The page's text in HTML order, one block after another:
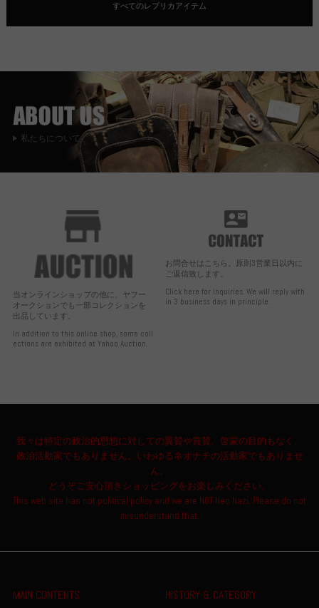
すべてのレプリカアイテム
私たちについて
当オンラインショップの他に、ヤフー
オークションでも一部コレクションを
出品しています。
In addition to this online shop, some coll
ections are exhibited at Yahoo Auction.
お問合せはこちら。原則3営業日以内に
ご返信致します。
Click here for inquiries. We will reply with
in 3 business days in principle.
我々は特定の政治的思想に対しての翼賛や賞賛、啓蒙の目的もなく、
政治活動家でもありません。いわゆるネオナチの活動家でもありませ
ん。
どうぞご安心頂きショッピングをお楽しみください。
This web site has not political policy and we are NOT Neo Nazi. Please do not
misunderstand that.
MAIN CONTENTS HISTORY & CATEGORY